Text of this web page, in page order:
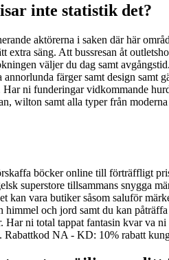
inte statistik det?
aktörerna i saken där här
extra säng. Att bussresan åt
väljer du dag samt
färger samt design
ni funderingar vidkommande
wilton samt alla typer från
böcker online till förträffligt
superstore tillsammans snygga
kan vara butiker såsom saluför
och jord samt du kan
ni total tappat fantasin kvar va
Rabattkod NA - KD: 10% rabatt